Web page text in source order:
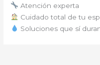
Atención experta
Cuidado total de tu
Soluciones que sí